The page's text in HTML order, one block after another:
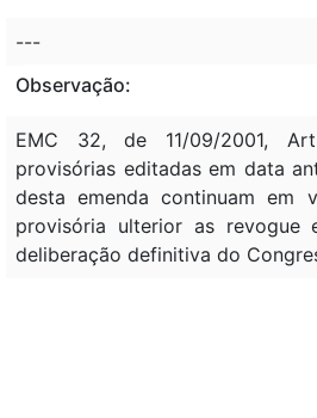
---
Observação:
EMC 32, de 11/09/2001,
provisórias editadas em data
desta emenda continuam em
provisória ulterior as revogue
deliberação definitiva do